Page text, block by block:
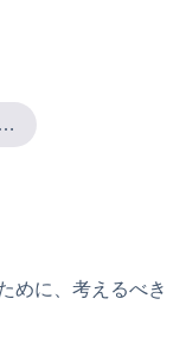
めに、考えるべき